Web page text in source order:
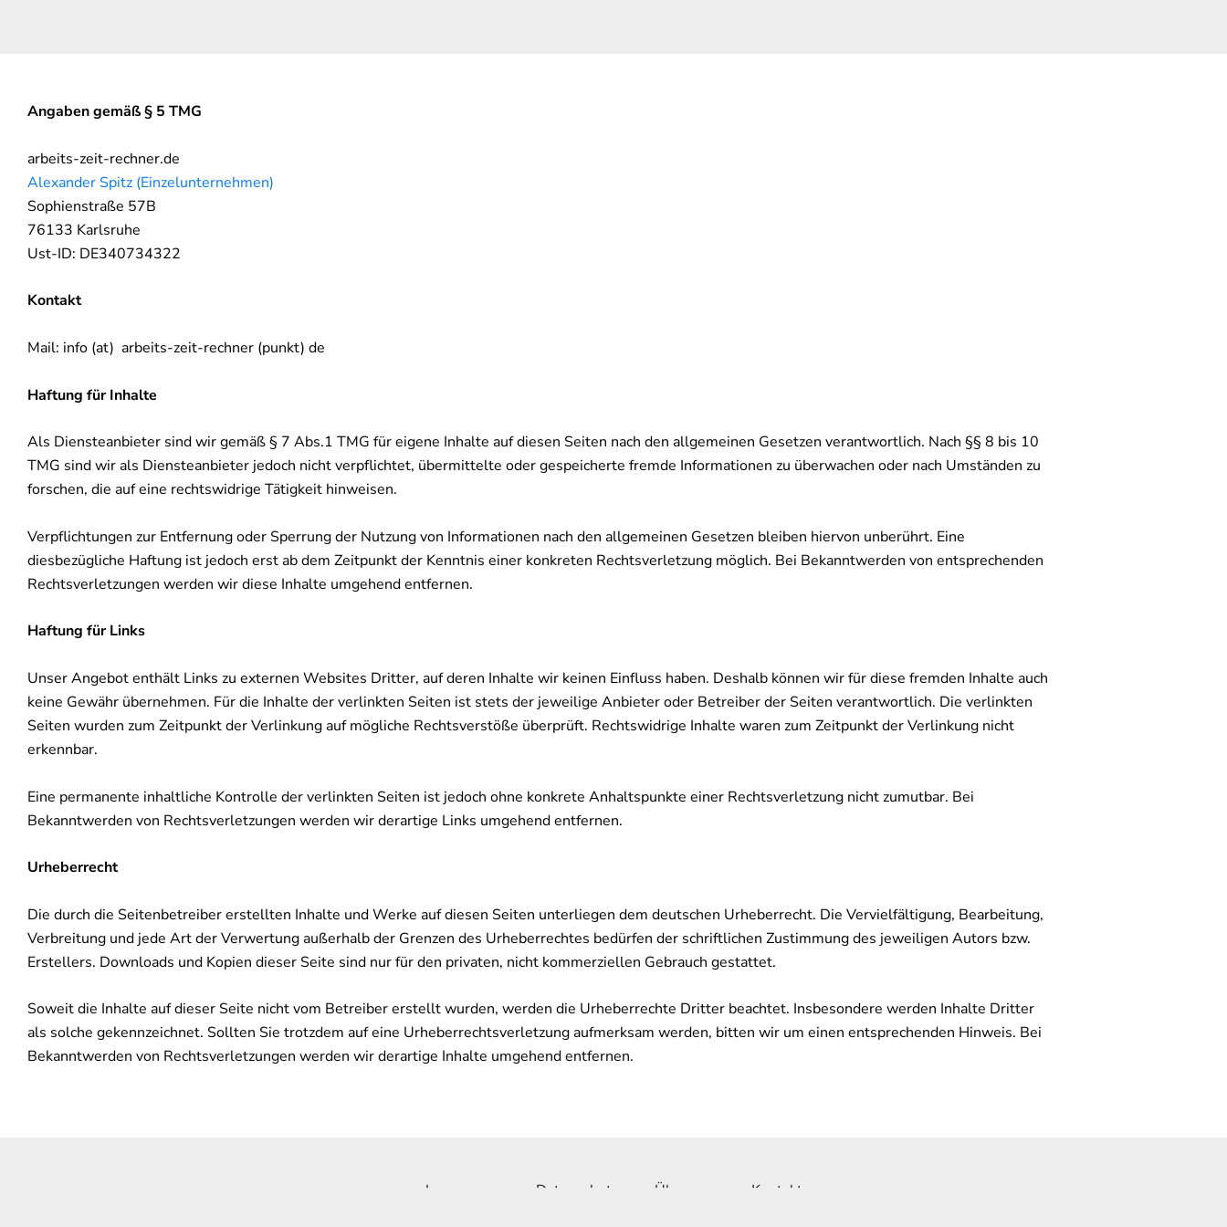
Angaben gemäß § 5 TMG
arbeits-zeit-rechner.de
Alexander Spitz (Einzelunternehmen)
Sophienstraße 57B
76133 Karlsruhe
Ust-ID: DE340734322
Kontakt
Mail: info (at) arbeits-zeit-rechner (punkt) de
Haftung für Inhalte
Als Diensteanbieter sind wir gemäß § 7 Abs.1 TMG für eigene Inhalte auf diesen Seiten nach den allgemeinen Gesetzen verantwortlich. Nach §§ 8 bis 10
TMG sind wir als Diensteanbieter jedoch nicht verpflichtet, übermittelte oder gespeicherte fremde Informationen zu überwachen oder nach Umständen zu
forschen, die auf eine rechtswidrige Tätigkeit hinweisen.
Verpflichtungen zur Entfernung oder Sperrung der Nutzung von Informationen nach den allgemeinen Gesetzen bleiben hiervon unberührt. Eine
diesbezügliche Haftung ist jedoch erst ab dem Zeitpunkt der Kenntnis einer konkreten Rechtsverletzung möglich. Bei Bekanntwerden von entsprechenden
Rechtsverletzungen werden wir diese Inhalte umgehend entfernen.
Haftung für Links
Unser Angebot enthält Links zu externen Websites Dritter, auf deren Inhalte wir keinen Einfluss haben. Deshalb können wir für diese fremden Inhalte auch
keine Gewähr übernehmen. Für die Inhalte der verlinkten Seiten ist stets der jeweilige Anbieter oder Betreiber der Seiten verantwortlich. Die verlinkten
Seiten wurden zum Zeitpunkt der Verlinkung auf mögliche Rechtsverstöße überprüft. Rechtswidrige Inhalte waren zum Zeitpunkt der Verlinkung nicht
erkennbar.
Eine permanente inhaltliche Kontrolle der verlinkten Seiten ist jedoch ohne konkrete Anhaltspunkte einer Rechtsverletzung nicht zumutbar. Bei
Bekanntwerden von Rechtsverletzungen werden wir derartige Links umgehend entfernen.
Urheberrecht
Die durch die Seitenbetreiber erstellten Inhalte und Werke auf diesen Seiten unterliegen dem deutschen Urheberrecht. Die Vervielfältigung, Bearbeitung,
Verbreitung und jede Art der Verwertung außerhalb der Grenzen des Urheberrechtes bedürfen der schriftlichen Zustimmung des jeweiligen Autors bzw.
Erstellers. Downloads und Kopien dieser Seite sind nur für den privaten, nicht kommerziellen Gebrauch gestattet.
Soweit die Inhalte auf dieser Seite nicht vom Betreiber erstellt wurden, werden die Urheberrechte Dritter beachtet. Insbesondere werden Inhalte Dritter
als solche gekennzeichnet. Sollten Sie trotzdem auf eine Urheberrechtsverletzung aufmerksam werden, bitten wir um einen entsprechenden Hinweis. Bei
Bekanntwerden von Rechtsverletzungen werden wir derartige Inhalte umgehend entfernen.
Impressum Datenschutz Über uns Kontakt